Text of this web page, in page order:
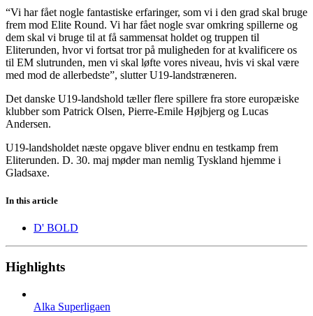
“Vi har fået nogle fantastiske erfaringer, som vi i den grad skal bruge
frem mod Elite Round. Vi har fået nogle svar omkring spillerne og
dem skal vi bruge til at få sammensat holdet og truppen til
Eliterunden, hvor vi fortsat tror på muligheden for at kvalificere os
til EM slutrunden, men vi skal løfte vores niveau, hvis vi skal være
med mod de allerbedste”, slutter U19-landstræneren.
Det danske U19-landshold tæller flere spillere fra store europæiske
klubber som Patrick Olsen, Pierre-Emile Højbjerg og Lucas
Andersen.
U19-landsholdet næste opgave bliver endnu en testkamp frem
Eliterunden. D. 30. maj møder man nemlig Tyskland hjemme i
Gladsaxe.
In this article
D' BOLD
Highlights
Alka Superligaen